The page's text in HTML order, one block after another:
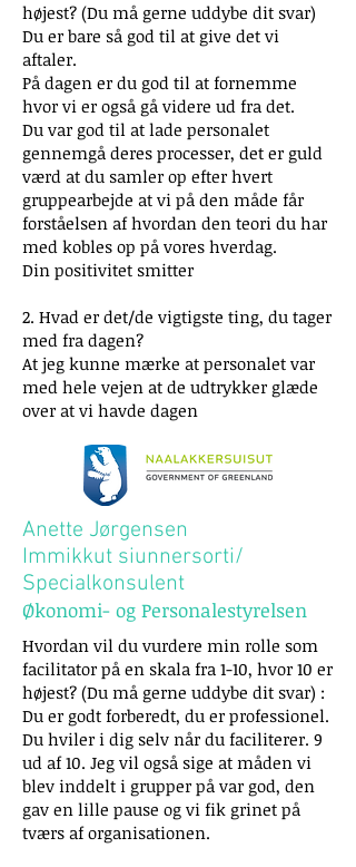
højest? (Du må gerne uddybe dit svar)
Du er bare så god til at give det vi
aftaler.
På dagen er du god til at fornemme
hvor vi er også gå videre ud fra det.
Du var god til at lade personalet
gennemgå deres processer, det er guld
værd at du samler op efter hvert
gruppearbejde at vi på den måde får
forståelsen af hvordan den teori du har
med kobles op på vores hverdag.
Din positivitet smitter
2. Hvad er det/de vigtigste ting, du tager
med fra dagen?
At jeg kunne mærke at personalet var
med hele vejen at de udtrykker glæde
over at vi havde dagen
Anette Jørgensen
Immikkut siunnersorti/
Specialkonsulent
Økonomi- og Personalestyrelsen
Hvordan vil du vurdere min rolle som
facilitator på en skala fra 1-10, hvor 10 er
højest? (Du må gerne uddybe dit svar) :
Du er godt forberedt, du er professionel.
Du hviler i dig selv når du faciliterer. 9
ud af 10. Jeg vil også sige at måden vi
blev inddelt i grupper på var god, den
gav en lille pause og vi fik grinet på
tværs af organisationen.